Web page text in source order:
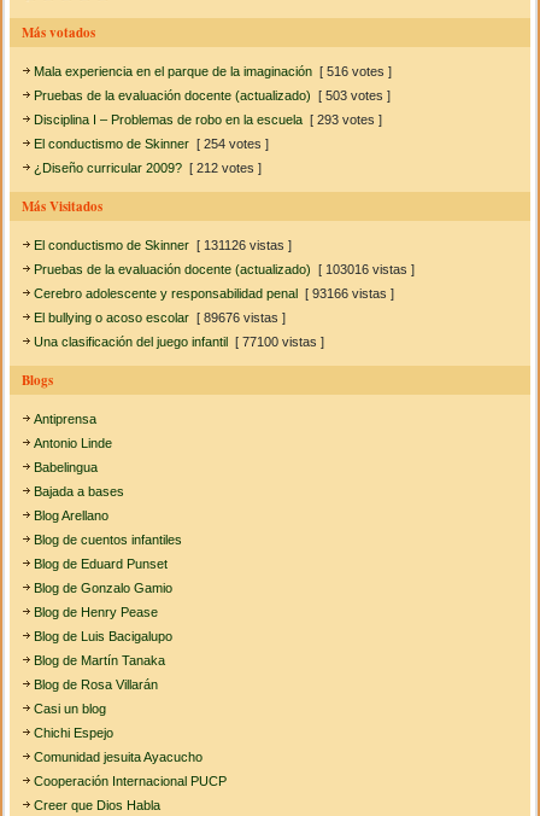
Más votados
Mala experiencia en el parque de la imaginación [ 516 votes ]
Pruebas de la evaluación docente (actualizado) [ 503 votes ]
Disciplina I – Problemas de robo en la escuela [ 293 votes ]
El conductismo de Skinner [ 254 votes ]
¿Diseño curricular 2009? [ 212 votes ]
Más Visitados
El conductismo de Skinner [ 131126 vistas ]
Pruebas de la evaluación docente (actualizado) [ 103016 vistas ]
Cerebro adolescente y responsabilidad penal [ 93166 vistas ]
El bullying o acoso escolar [ 89676 vistas ]
Una clasificación del juego infantil [ 77100 vistas ]
Blogs
Antiprensa
Antonio Linde
Babelingua
Bajada a bases
Blog Arellano
Blog de cuentos infantiles
Blog de Eduard Punset
Blog de Gonzalo Gamio
Blog de Henry Pease
Blog de Luis Bacigalupo
Blog de Martín Tanaka
Blog de Rosa Villarán
Casi un blog
Chichi Espejo
Comunidad jesuita Ayacucho
Cooperación Internacional PUCP
Creer que Dios Habla